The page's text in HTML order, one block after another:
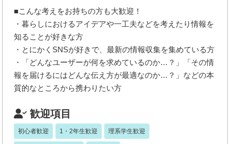
■こんな考えをお持ちの方も大歓迎！
・暮らしにおけるアイデアや一工夫などを考えたり情報を
知ることが好きな方
・とにかくSNSが好きで、最新の情報収集を集めている方
・「どんなユーザーが何を求めているのか…？」「その情
報を届けるにはどんな伝え方が最適なのか…？」などの本
質的なところから携わりたい方
歓迎項目
初心者歓迎 1・2年生歓迎 理系学生歓迎